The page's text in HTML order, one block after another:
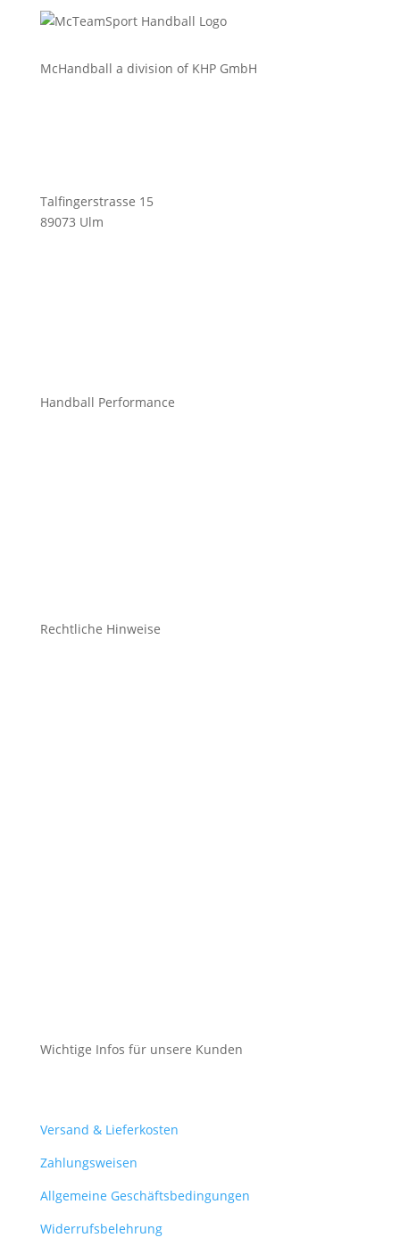
McHandball a division of KHP GmbH
Talfingerstrasse 15
89073 Ulm
Handball Performance
Rechtliche Hinweise
Wichtige Infos für unsere Kunden
Versand & Lieferkosten
Zahlungsweisen
Allgemeine Geschäftsbedingungen
Widerrufsbelehrung